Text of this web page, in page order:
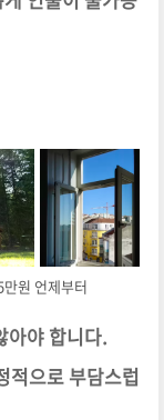
원 언제부터
아야 합니다.
적으로 부담스럽